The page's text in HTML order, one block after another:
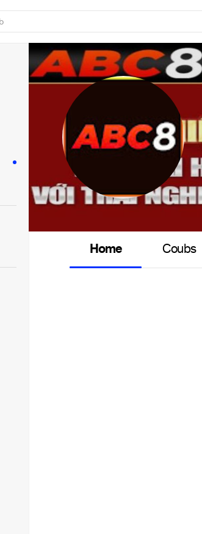
Home Coubs